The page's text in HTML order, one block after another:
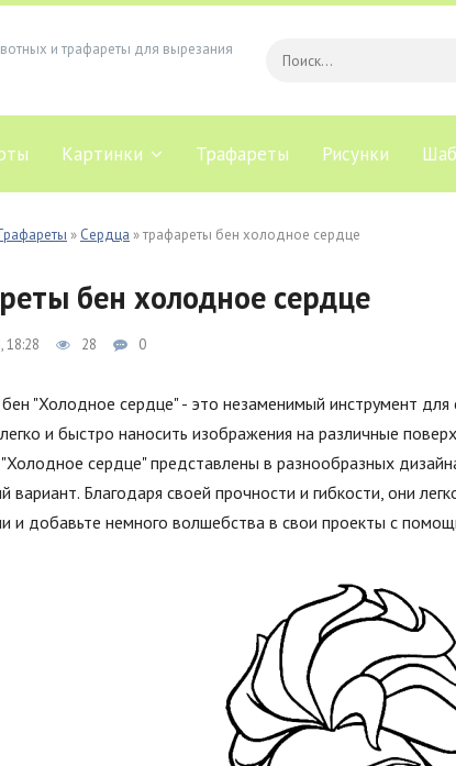
и трафареты для вырезания
Картинки Трафареты Рисунки
» Сердца » трафареты бен холодное сердце
бен холодное сердце
18:28 28 0
"Холодное сердце" - это незаменимый инструмент для
и быстро наносить изображения на различные
сердце" представлены в разнообразных
вариант. Благодаря своей прочности и гибкости, они
и добавьте немного волшебства в свои проекты с